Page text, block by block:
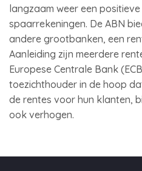
langzaam weer een
spaarrekeningen. De ABN
andere grootbanken, een
Aanleiding zijn meerdere
Europese Centrale Bank
toezichthouder in de hoop
de rentes voor hun klanten,
ook verhogen.